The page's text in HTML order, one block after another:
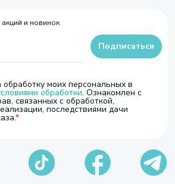
и новинок
моих персональных в
обработки. Ознакомлен с
связанных с обработкой,
последствиями дачи
Подписаться